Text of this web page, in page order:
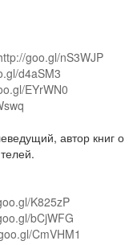
goo.gl/nS3WJP
d4aSM3
EYrWN0
автор книг о
K825zP
bCjWFG
CmVHM1